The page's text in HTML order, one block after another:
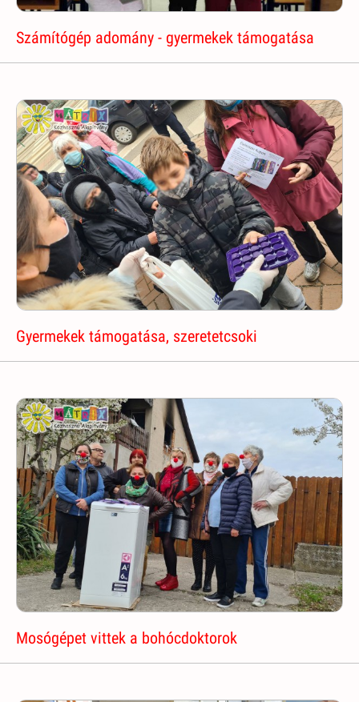
Számítógép adomány - gyermekek támogatása
Gyermekek támogatása, szeretetcsoki
Mosógépet vittek a bohócdoktorok